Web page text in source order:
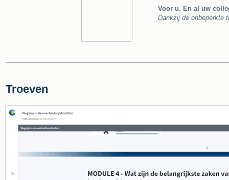
Voor u. En al uw
Dankzij de onbeperkte
Troeven